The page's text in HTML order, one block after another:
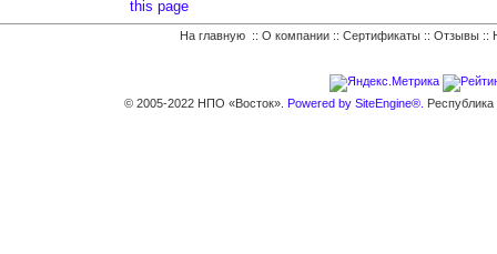
На главную :: О компании :: Сертификаты :: Отзывы ::
© 2005-2022 НПО «Восток». Powered by SiteEngine®.